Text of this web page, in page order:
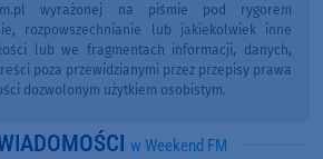
wyrażonej na piśmie pod rygorem
rozpowszechnianie lub jakiekolwiek inne
lub we fragmentach informacji, danych,
poza przewidzianymi przez przepisy prawa
dozwolonym użytkiem osobistym.
w Weekend FM